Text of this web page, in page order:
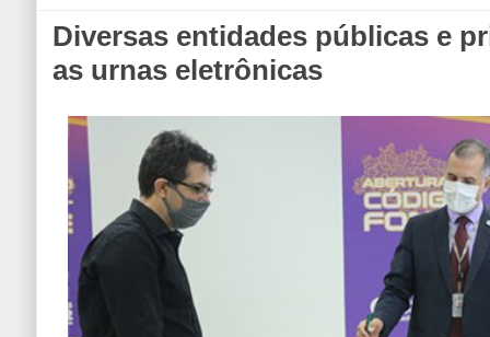
Diversas entidades públicas e
as urnas eletrônicas